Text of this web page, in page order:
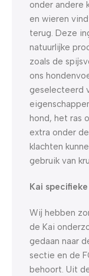
onder andere
en wieren
terug. Deze
natuurlijke
zoals de
ons
geselecteerd
hond, het ras
extra onder
klachten
gebruik van
Kai
Wij hebben
de Kai
gedaan naar
sectie en de
behoort. Uit